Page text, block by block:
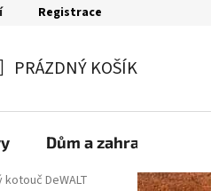
Registrace
PRÁZDNÝ KOŠÍK
Dům a zahrada
kotouč DeWALT